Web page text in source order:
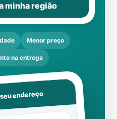
minha região
Menor preço
na entrega
endereço